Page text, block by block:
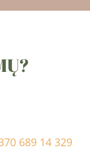
689 14 329